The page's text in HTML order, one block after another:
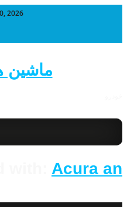
2026
ماشین
Acura an